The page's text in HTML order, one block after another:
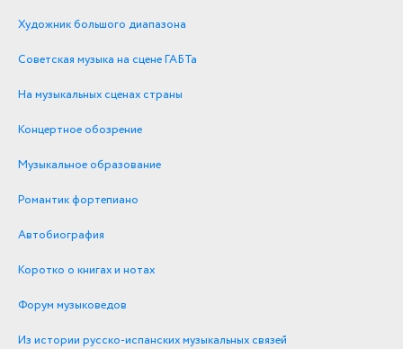
Художник большого диапазона
Советская музыка на сцене ГАБТа
На музыкальных сценах страны
Концертное обозрение
Музыкальное образование
Романтик фортепиано
Автобиография
Коротко о книгах и нотах
Форум музыковедов
Из истории русско-испанских музыкальных связей